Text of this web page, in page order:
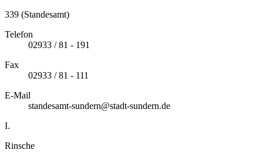
339 (Standesamt)
Telefon
02933 / 81 - 191
Fax
02933 / 81 - 111
E-Mail
standesamt-sundern@stadt-sundern.de
I.
Rinsche